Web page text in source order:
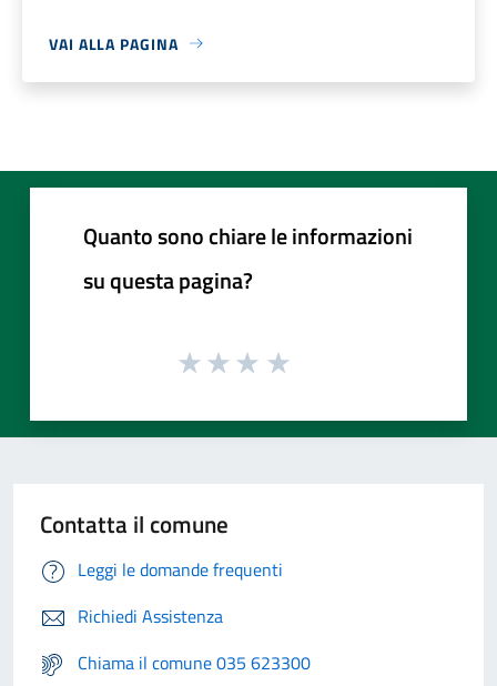
VAI ALLA PAGINA
Quanto sono chiare le informazioni
su questa pagina?
Contatta il comune
Leggi le domande frequenti
Richiedi Assistenza
Chiama il comune 035 623300